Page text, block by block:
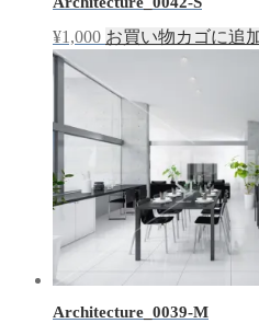
¥1,000 お買い物カゴに追
Architecture_0039-M